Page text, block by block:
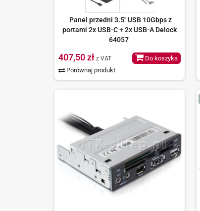
Panel przedni 3.5" USB 10Gbps z
portami 2x USB-C + 2x USB-A Delock
64057
407,50 zł z VAT
Porównaj produkt
Do koszyka